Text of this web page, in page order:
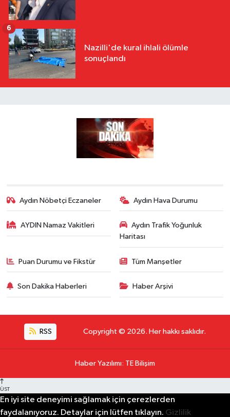
Nazilli'de kural ihlali ölümle
sonuçlandı
6
Aydın Nöbetçi Eczaneler Aydın Hava Durumu
AYDIN Namaz Vakitleri
Aydın Trafik Yoğunluk
Haritası
Puan Durumu ve Fikstür Tüm Manşetler
Son Dakika Haberleri Haber Arşivi
RSS Copyright © 2026. Her hakkı saklıdır.
Haber Yazılımı: TE Bilişim
ÜST
En iyi site deneyimi sağlamak için çerezlerden
faydalanıyoruz. Detaylar için lütfen tıklayın. Gizlilik